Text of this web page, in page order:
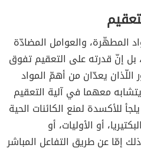
المطهّرة، والعوامل المضادّة
بل إنّ قدرته على التعقيم تفوق
اللّذان يعدّان من أهمّ المواد
معهما في آلية التعقيم
للأكسدة لمنع الكائنات الحية
أو الأوليات، أو
إمّا عن طريق التفاعل المباشر